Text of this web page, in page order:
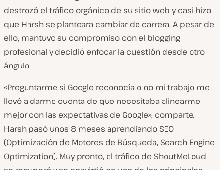
destrozó el tráfico orgánico de su sitio web y casi hizo
que Harsh se planteara cambiar de carrera. A pesar de
ello, mantuvo su compromiso con el blogging
profesional y decidió enfocar la cuestión desde otro
ángulo.
«Preguntarme si Google reconocía o no mi trabajo me
llevó a darme cuenta de que necesitaba alinearme
mejor con las expectativas de Google», comparte.
Harsh pasó unos 8 meses aprendiendo SEO
(Optimización de Motores de Búsqueda, Search Engine
Optimization). Muy pronto, el tráfico de ShoutMeLoud